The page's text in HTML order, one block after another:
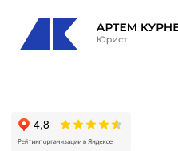
Юрист по аренде